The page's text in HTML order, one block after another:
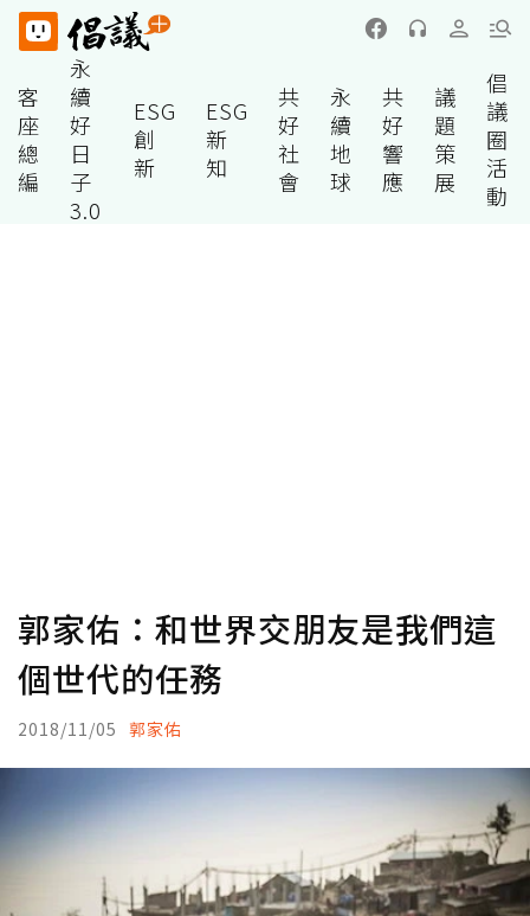
客
座
總
編
永
續
好
日
子
3.0
ESG
創
新
ESG
新
知
共
好
社
會
永
續
地
球
共
好
響
應
議
題
策
展
倡
議
圈
活
動
郭家佑：和世界交朋友是我們這
個世代的任務
2018/11/05 郭家佑